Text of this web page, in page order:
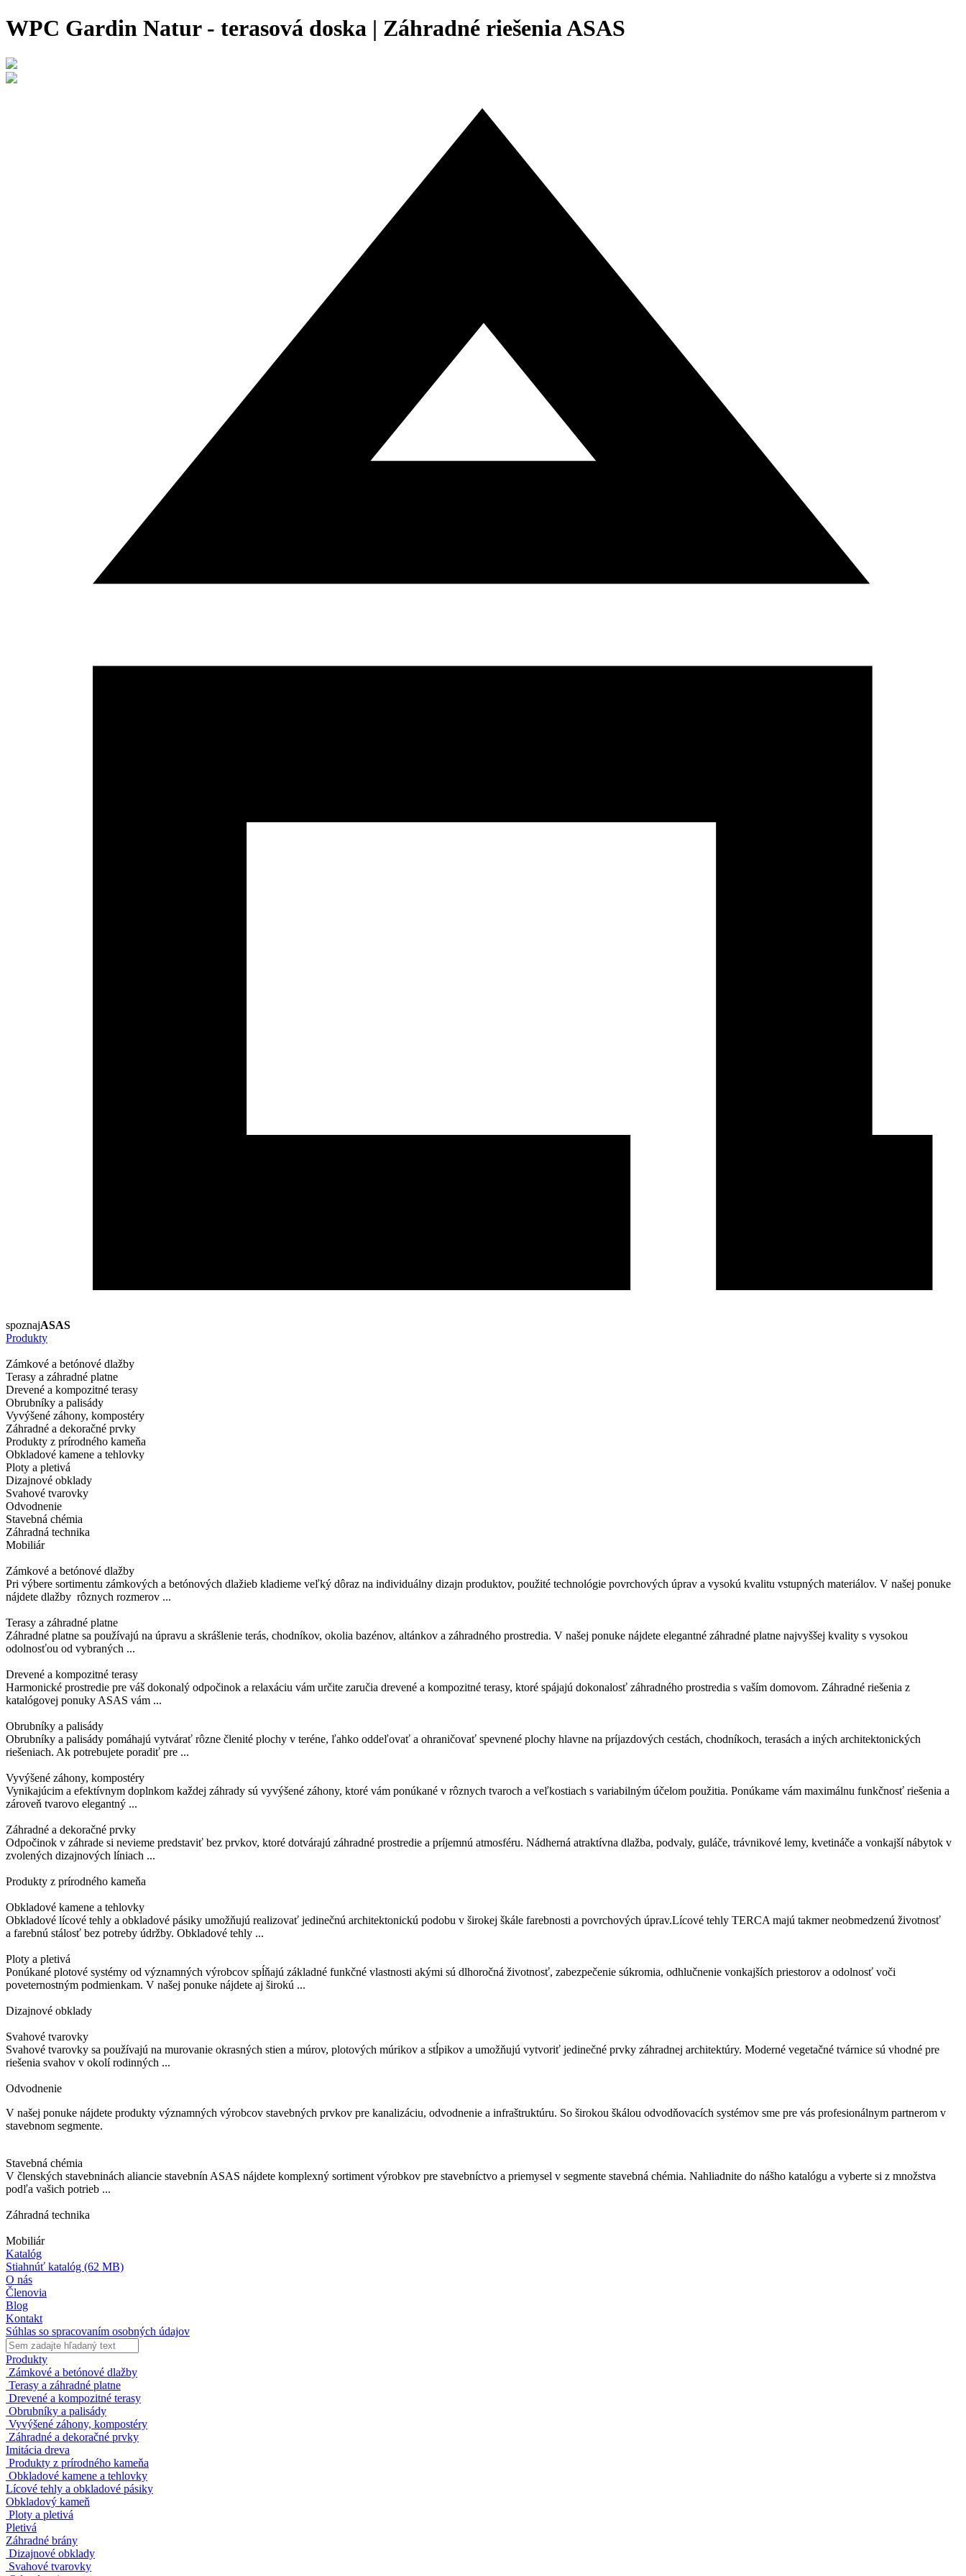
WPC Gardin Natur - terasová doska | Záhradné riešenia ASAS
spoznajASAS
Produkty
Zámkové a betónové dlažby
Terasy a záhradné platne
Drevené a kompozitné terasy
Obrubníky a palisády
Vyvýšené záhony, kompostéry
Záhradné a dekoračné prvky
Produkty z prírodného kameňa
Obkladové kamene a tehlovky
Ploty a pletivá
Dizajnové obklady
Svahové tvarovky
Odvodnenie
Stavebná chémia
Záhradná technika
Mobiliár
Zámkové a betónové dlažby
Pri výbere sortimentu zámkových a betónových dlažieb kladieme veľký dôraz na individuálny dizajn produktov, použité technológie povrchových úprav a vysokú kvalitu vstupných materiálov. V našej ponuke
nájdete dlažby rôznych rozmerov ...
Terasy a záhradné platne
Záhradné platne sa používajú na úpravu a skrášlenie terás, chodníkov, okolia bazénov, altánkov a záhradného prostredia. V našej ponuke nájdete elegantné záhradné platne najvyššej kvality s vysokou
odolnosťou od vybraných ...
Drevené a kompozitné terasy
Harmonické prostredie pre váš dokonalý odpočinok a relaxáciu vám určite zaručia drevené a kompozitné terasy, ktoré spájajú dokonalosť záhradného prostredia s vaším domovom. Záhradné riešenia z
katalógovej ponuky ASAS vám ...
Obrubníky a palisády
Obrubníky a palisády pomáhajú vytvárať rôzne členité plochy v teréne, ľahko oddeľovať a ohraničovať spevnené plochy hlavne na príjazdových cestách, chodníkoch, terasách a iných architektonických
riešeniach. Ak potrebujete poradiť pre ...
Vyvýšené záhony, kompostéry
Vynikajúcim a efektívnym doplnkom každej záhrady sú vyvýšené záhony, ktoré vám ponúkané v rôznych tvaroch a veľkostiach s variabilným účelom použitia. Ponúkame vám maximálnu funkčnosť riešenia a
zároveň tvarovo elegantný ...
Záhradné a dekoračné prvky
Odpočinok v záhrade si nevieme predstaviť bez prvkov, ktoré dotvárajú záhradné prostredie a príjemnú atmosféru. Nádherná atraktívna dlažba, podvaly, guláče, trávnikové lemy, kvetináče a vonkajší nábytok v
zvolených dizajnových líniach ...
Produkty z prírodného kameňa
Obkladové kamene a tehlovky
Obkladové lícové tehly a obkladové pásiky umožňujú realizovať jedinečnú architektonickú podobu v širokej škále farebnosti a povrchových úprav.Lícové tehly TERCA majú takmer neobmedzenú životnosť
a farebnú stálosť bez potreby údržby. Obkladové tehly ...
Ploty a pletivá
Ponúkané plotové systémy od významných výrobcov spĺňajú základné funkčné vlastnosti akými sú dlhoročná životnosť, zabezpečenie súkromia, odhlučnenie vonkajších priestorov a odolnosť voči
poveternostným podmienkam. V našej ponuke nájdete aj širokú ...
Dizajnové obklady
Svahové tvarovky
Svahové tvarovky sa používajú na murovanie okrasných stien a múrov, plotových múrikov a stĺpikov a umožňujú vytvoriť jedinečné prvky záhradnej architektúry. Moderné vegetačné tvárnice sú vhodné pre
riešenia svahov v okolí rodinných ...
Odvodnenie
V našej ponuke nájdete produkty významných výrobcov stavebných prvkov pre kanalizáciu, odvodnenie a infraštruktúru. So širokou škálou odvodňovacích systémov sme pre vás profesionálnym partnerom v
stavebnom segmente.
Stavebná chémia
V členských stavebninách aliancie stavebnín ASAS nájdete komplexný sortiment výrobkov pre stavebníctvo a priemysel v segmente stavebná chémia. Nahliadnite do nášho katalógu a vyberte si z množstva
podľa vašich potrieb ...
Záhradná technika
Mobiliár
Katalóg
Stiahnúť katalóg (62 MB)
O nás
Členovia
Blog
Kontakt
Súhlas so spracovaním osobných údajov
Produkty
Zámkové a betónové dlažby
Terasy a záhradné platne
Drevené a kompozitné terasy
Obrubníky a palisády
Vyvýšené záhony, kompostéry
Záhradné a dekoračné prvky
Imitácia dreva
Produkty z prírodného kameňa
Obkladové kamene a tehlovky
Lícové tehly a obkladové pásiky
Obkladový kameň
Ploty a pletivá
Pletivá
Záhradné brány
Dizajnové obklady
Svahové tvarovky